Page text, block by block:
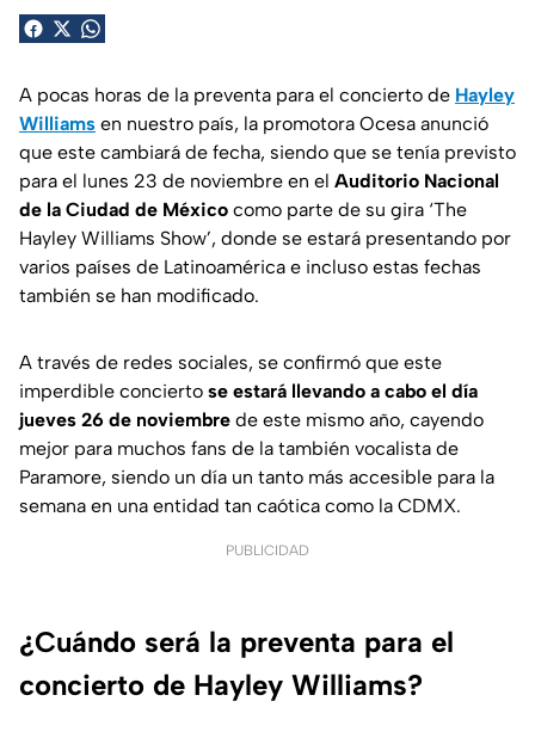
A pocas horas de la preventa para el concierto de Hayley
Williams en nuestro país, la promotora Ocesa anunció
que este cambiará de fecha, siendo que se tenía previsto
para el lunes 23 de noviembre en el Auditorio Nacional
de la Ciudad de México como parte de su gira ‘The
Hayley Williams Show’, donde se estará presentando por
varios países de Latinoamérica e incluso estas fechas
también se han modificado.
A través de redes sociales, se confirmó que este
imperdible concierto se estará llevando a cabo el día
jueves 26 de noviembre de este mismo año, cayendo
mejor para muchos fans de la también vocalista de
Paramore, siendo un día un tanto más accesible para la
semana en una entidad tan caótica como la CDMX.
PUBLICIDAD
¿Cuándo será la preventa para el
concierto de Hayley Williams?